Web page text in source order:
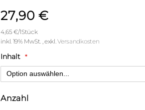
27,90 €
4,65 €/1Stück
inkl. 19% MwSt. ,exkl.Versandkosten
Inhalt
Anzahl